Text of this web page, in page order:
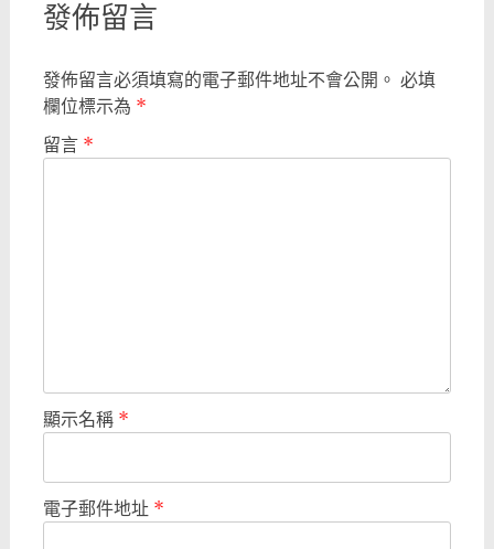
發佈留言
發佈留言必須填寫的電子郵件地址不會公開。 必填
欄位標示為 *
留言 *
顯示名稱 *
電子郵件地址 *